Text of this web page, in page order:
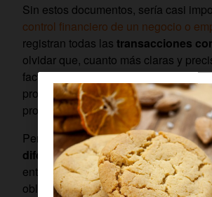
Sin estos documentos, sería casi
control financiero de un negocio o
registran todas las transacciones
olvidar que, cuanto más claras y
facturas o tus recibos, más
profesionalidad mostrarás a tus
proveedores.
Pero, ¿Qué es un recibo? ¿Y una
diferencias hay entre ambos?
entre ambos documentos te ayudará
obligaciones legales y fiscales de tu